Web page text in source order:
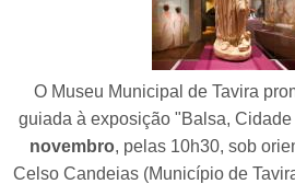
O Museu Municipal de Tavira
guiada à exposição "Balsa,
novembro, pelas 10h30, sob
Celso Candeias (Município de